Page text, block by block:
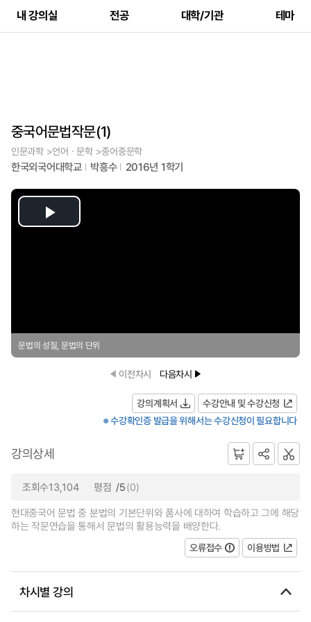
내 강의실 전공 대학/기관 테마
중국어문법작문(1)
인문과학 >언어ㆍ문학 >중어중문학
한국외국어대학교 박흥수 2016년 1학기
Play
문법의 성질, 문법의 단위
이전차시 다음차시
강의계획서
수강안내 및 수강신청
※ 수강확인증 발급을 위해서는 수강신청이 필요합니다
강의상세
조회수13,104 평점 /5(0)
현대중국어 문법 중 분법의 기본단위와 품사에 대하여 학습하고 그에 해당
하는 작문연습을 통해서 문법의 활용능력을 배양한다.
오류접수
이용방법
차시별 강의